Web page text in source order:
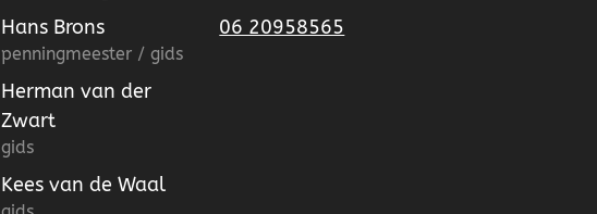
Hans Brons
penningmeester / gids
06 20958565
Herman van der
Zwart
gids
Kees van de Waal